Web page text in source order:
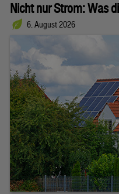
Nicht nur Strom: Was
6. August 2026